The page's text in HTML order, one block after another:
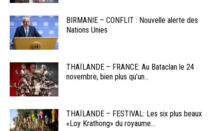
BIRMANIE – CONFLIT : Nouvelle alerte des
Nations Unies
THAÏLANDE – FRANCE: Au Bataclan le 24
novembre, bien plus qu’un...
THAÏLANDE – FESTIVAL: Les six plus beaux
«Loy Krathong» du royaume...